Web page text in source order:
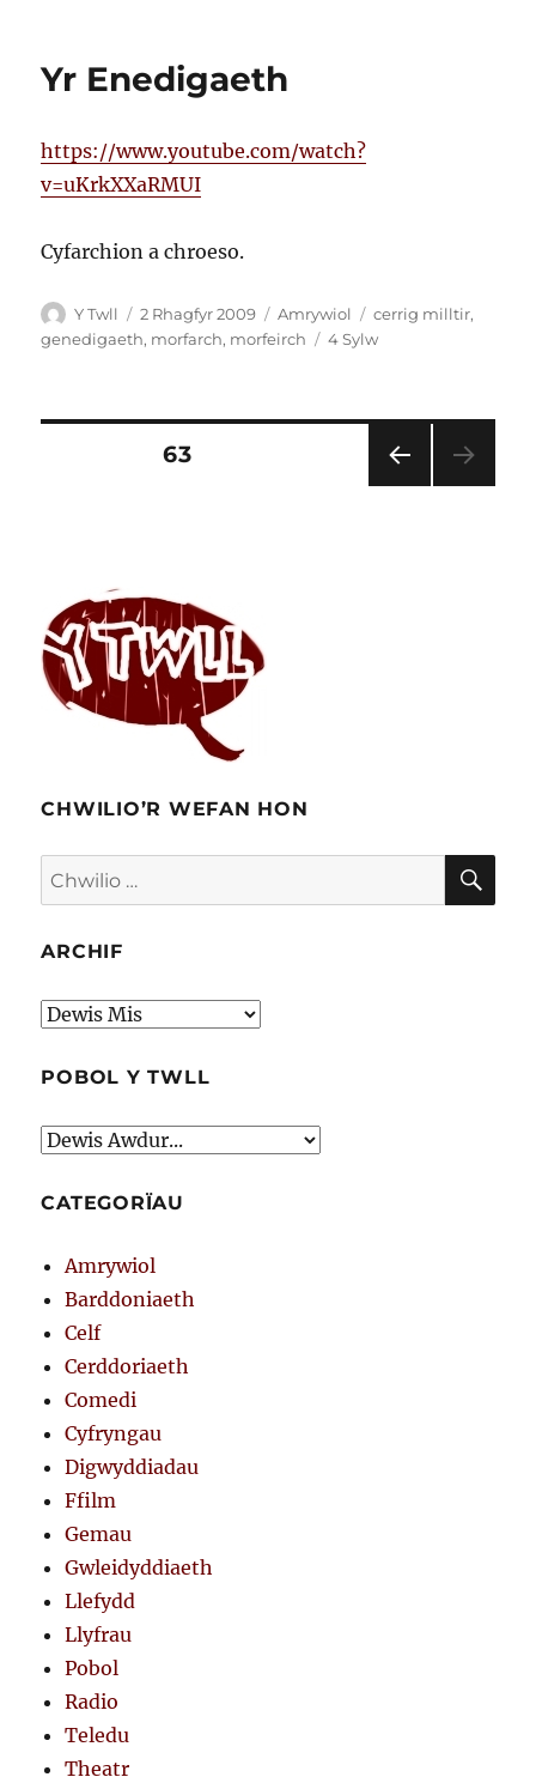
Electronica
2009
Yr Enedigaeth
https://www.youtube.com/watch?
v=uKrkXXaRMUI
Cyfarchion a chroeso.
Awdur
Y Twll
Cofnodwyd
ar
2 Rhagfyr 2009 Categorïau
Amrywiol Tagiau
cerrig milltir,
genedigaeth, morfarch, morfeirch 4 Sylwar
Tudaleniad
TUDALEN63
CHWILIO’R WEFAN HON
Chwilio
am:
ARCHIF
Archif
POBOL Y TWLL
CATEGORÏAU
Amrywiol
Barddoniaeth
Celf
Cerddoriaeth
Comedi
Cyfryngau
Digwyddiadau
Ffilm
Gemau
Gwleidyddiaeth
Llefydd
Llyfrau
Pobol
Radio
Teledu
Theatr